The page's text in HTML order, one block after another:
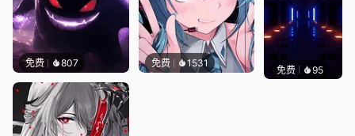
免费 807 免费 1531
免费 95